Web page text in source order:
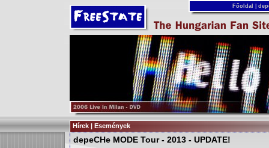
Főoldal
Hírek | Események
depeCHe MODE Tour - 2013 - UPDATE!